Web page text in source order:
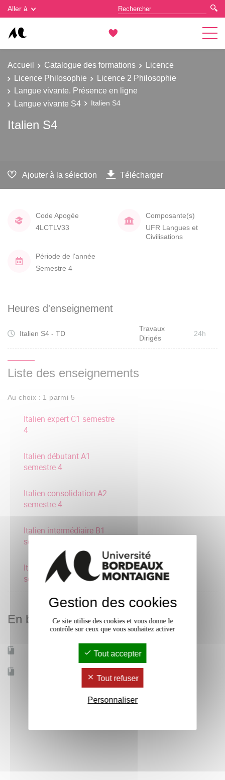
Aller à
Accueil Catalogue des formations
Licence
Licence Philosophie
Licence 2 Philosophie
Langue vivante. Présence en ligne
Langue vivante S4
Italien S4
Italien S4
Ajouter à la sélection Télécharger
Code Apogée
4LCTLV33
Composante(s)
UFR Langues et
Civilisations
Période de l'année
Semestre 4
Heures d'enseignement
Italien S4 - TD
Travaux
Dirigés
24h
Liste des enseignements
Au choix : 1 parmi 5
Italien expert C1 semestre
4
Italien débutant A1
semestre 4
Italien consolidation A2
semestre 4
Italien intermédiaire B1
semestre 4
Italien avancé B2
semestre 4
En bref
Oui
Gestion des cookies
Gestion des cookies
Ce site utilise des cookies et vous donne le
contrôle sur ceux que vous souhaitez activer
Tout accepter
Tout refuser
Personnaliser